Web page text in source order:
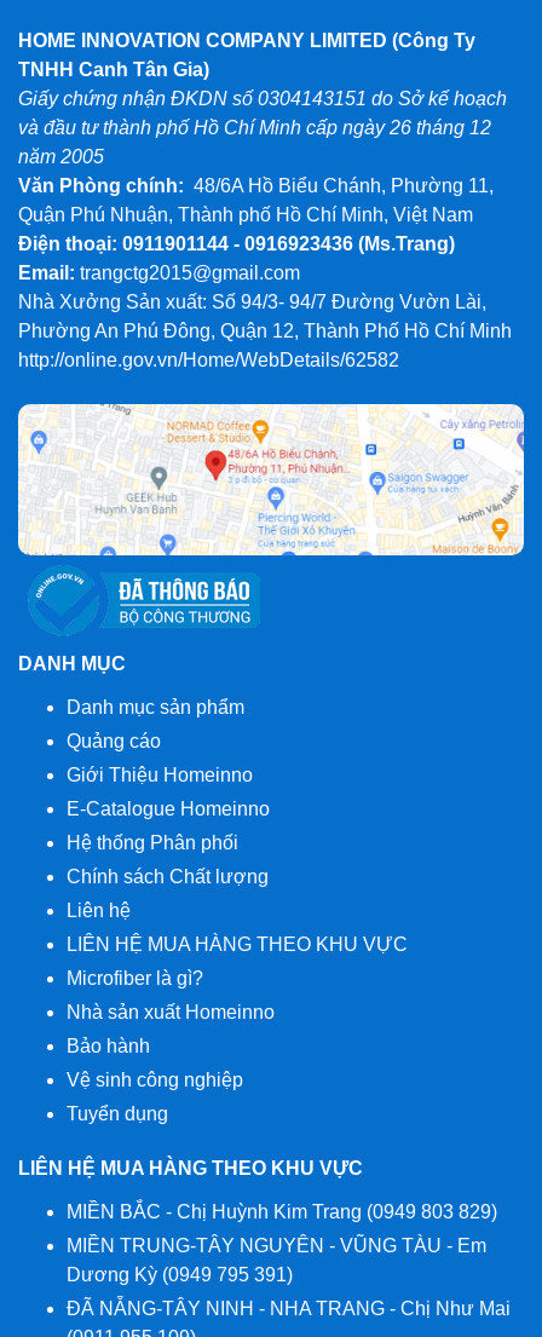
HOME INNOVATION COMPANY LIMITED (Công Ty
TNHH Canh Tân Gia)
Giấy chứng nhận ĐKDN số 0304143151 do Sở kế hoạch
và đầu tư thành phố Hồ Chí Minh cấp ngày 26 tháng 12
năm 2005
Văn Phòng chính: 48/6A Hồ Biểu Chánh, Phường 11,
Quận Phú Nhuận, Thành phố Hồ Chí Minh, Việt Nam
Điện thoại: 0911901144 - 0916923436 (Ms.Trang)
Email: trangctg2015@gmail.com
Nhà Xưởng Sản xuất: Số 94/3- 94/7 Đường Vườn Lài,
Phường An Phú Đông, Quận 12, Thành Phố Hồ Chí Minh
http://online.gov.vn/Home/WebDetails/62582
DANH MỤC
Danh mục sản phẩm
Quảng cáo
Giới Thiệu Homeinno
E-Catalogue Homeinno
Hệ thống Phân phối
Chính sách Chất lượng
Liên hệ
LIÊN HỆ MUA HÀNG THEO KHU VỰC
Microfiber là gì?
Nhà sản xuất Homeinno
Bảo hành
Vệ sinh công nghiệp
Tuyển dụng
LIÊN HỆ MUA HÀNG THEO KHU VỰC
MIỀN BẮC - Chị Huỳnh Kim Trang (0949 803 829)
MIỀN TRUNG-TÂY NGUYÊN - VŨNG TÀU - Em
Dương Kỳ (0949 795 391)
ĐÃ NẴNG-TÂY NINH - NHA TRANG - Chị Như Mai